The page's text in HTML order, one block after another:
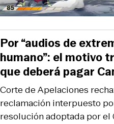
Corte de Apelaciones
reclamación interpuesto
resolución adoptada por el
Por “audios de
humano”: el motivo
que deberá pagar